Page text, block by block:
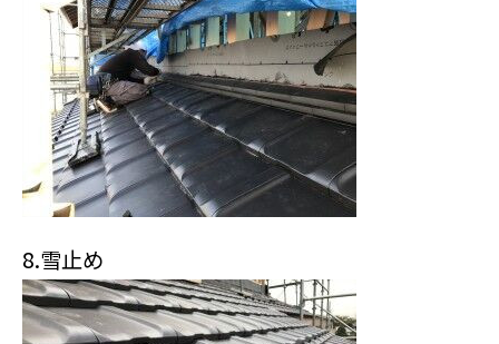
8.雪止め